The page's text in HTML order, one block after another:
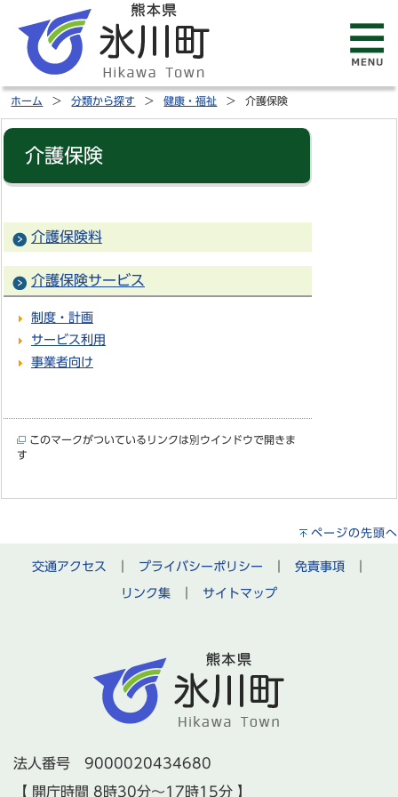
ホーム 分類から探す 健康・福祉 介護保険
介護保険
介護保険料
介護保険サービス
制度・計画
サービス利用
事業者向け
このマークがついているリンクは別ウインドウで開きま
す
ページの先頭へ
交通アクセス プライバシーポリシー 免責事項
リンク集
サイトマップ
法人番号 9000020434680
【 開庁時間 8時30分～17時15分 】